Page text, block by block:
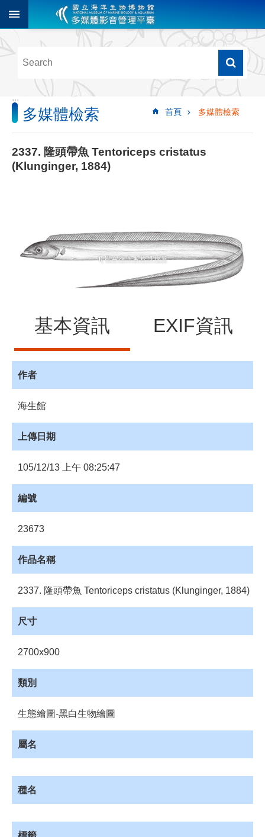
跳到主要內容區塊
階
尋
多
媒
檢
索
專
首
頁
員
登
入
站
導
物
下
管
資
源
理
源
收
:::
首頁 多媒體檢索
多媒體檢索
2337. 隆頭帶魚 Tentoriceps cristatus
(Klunginger, 1884)
基本資訊 EXIF資訊
作者
海生館
上傳日期
105/12/13 上午 08:25:47
編號
23673
作品名稱
2337. 隆頭帶魚 Tentoriceps cristatus (Klunginger, 1884)
尺寸
2700x900
類別
生態繪圖-黑白生物繪圖
屬名
種名